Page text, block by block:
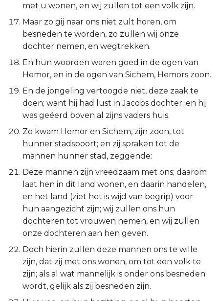
met u wonen, en wij zullen tot een volk zijn.
Maar zo gij naar ons niet zult horen, om
besneden te worden, zo zullen wij onze
dochter nemen, en wegtrekken.
En hun woorden waren goed in de ogen van
Hemor, en in de ogen van Sichem, Hemors zoon.
En de jongeling vertoogde niet, deze zaak te
doen; want hij had lust in Jacobs dochter; en hij
was geëerd boven al zijns vaders huis.
Zo kwam Hemor en Sichem, zijn zoon, tot
hunner stadspoort; en zij spraken tot de
mannen hunner stad, zeggende:
Deze mannen zijn vreedzaam met ons; daarom
laat hen in dit land wonen, en daarin handelen,
en het land (ziet het is wijd van begrip) voor
hun aangezicht zijn; wij zullen ons hun
dochteren tot vrouwen nemen, en wij zullen
onze dochteren aan hen geven.
Doch hierin zullen deze mannen ons te wille
zijn, dat zij met ons wonen, om tot een volk te
zijn; als al wat mannelijk is onder ons besneden
wordt, gelijk als zij besneden zijn.